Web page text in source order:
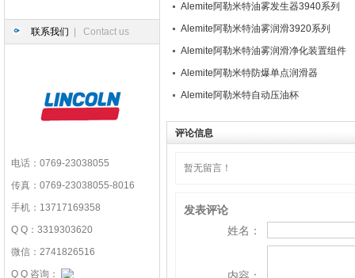
联系我们 | Contact us
电话：0769-23038055
传真：0769-23038055-8016
手机：13717169358
Q Q：3319303620
微信：2741826516
Q Q 咨询：
Alemite阿勒米特油雾发生器3940系列
Alemite阿勒米特油雾润滑3920系列
Alemite阿勒米特油雾润滑净化装置组件
Alemite阿勒米特防爆单点润滑器
Alemite阿勒米特自动压油杯
评论信息
暂无留言！
发表评论
姓名：